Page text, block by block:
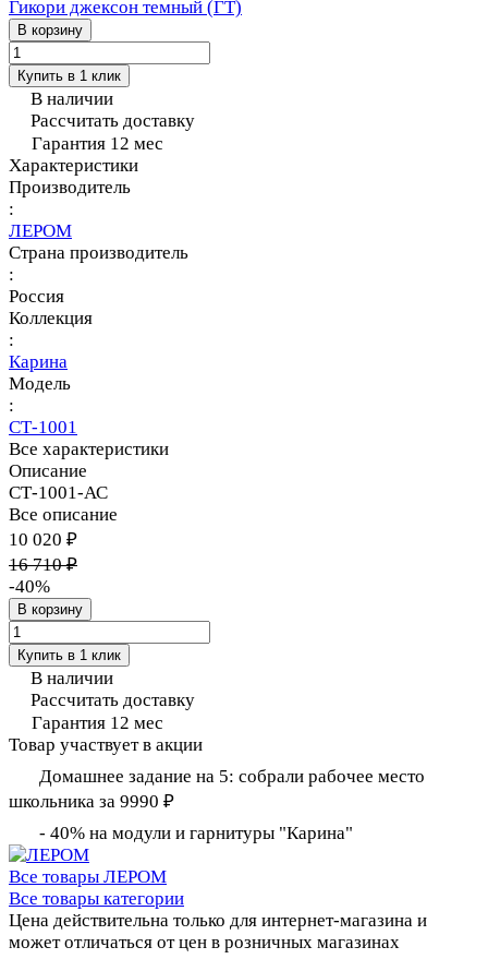
Гикори джексон темный (ГТ)
В корзину
Купить в 1 клик
В наличии
Рассчитать доставку
Гарантия 12 мес
Характеристики
Производитель
:
ЛЕРОМ
Страна производитель
:
Россия
Коллекция
:
Карина
Модель
:
СТ-1001
Все характеристики
Описание
СТ-1001-АС
Все описание
10 020 ₽
16 710 ₽
-40%
В корзину
Купить в 1 клик
В наличии
Рассчитать доставку
Гарантия 12 мес
Товар участвует в акции
Домашнее задание на 5: собрали рабочее место
школьника за 9990 ₽
- 40% на модули и гарнитуры "Карина"
Все товары ЛЕРОМ
Все товары категории
Цена действительна только для интернет-магазина и
может отличаться от цен в розничных магазинах